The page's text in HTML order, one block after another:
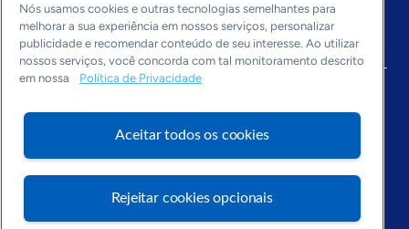
Cultura empreendedora
Dados
Arquivo
Nós usamos cookies e outras tecnologias semelhantes para
melhorar a sua experiência em nossos serviços, personalizar
publicidade e recomendar conteúdo de seu interesse. Ao utilizar
nossos serviços, você concorda com tal monitoramento descrito
em nossa
Política de Privacidade
Aceitar todos os cookies
Rejeitar cookies opcionais